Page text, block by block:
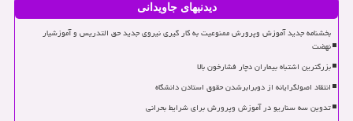
دیدنیهای جاویدانی
بخشنامه جدید آموزش وپرورش ممنوعیت به کار گیری نیروی جدید حق التدریس و آموزشیار
نهضت
بزرگترین اشتباه بیماران دچار فشارخون بالا
انتقاد اصولگرایانه از دوبرابرشدن حقوق استادن دانشگاه
تدوین سه سناریو در آموزش وپرورش برای شرایط بحرانی